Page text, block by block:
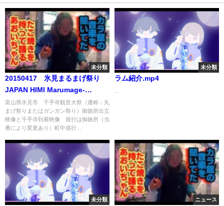
未分類
20150417 氷見まるまげ祭り
JAPAN HIMI Marumage-
Festival Presented by
Mitsuba shoji
富山県氷見市 千手寺観音大祭（通称：丸
まげ祭りまたはガンガン祭り）御旅所出立
映像と千手寺到着映像 巡行は御旅所（当
番により変更あり）町中巡行...
未分類
ラム紹介.mp4
...
未分類 ニュース